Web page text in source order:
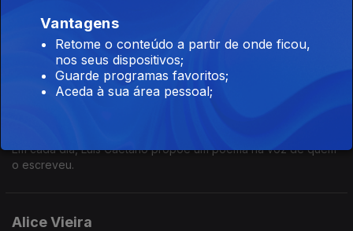
Em cada dia, Luís Caetano propõe um poema na voz de quem
o escreveu.
Francisca Bartilotti - Magnésio (Excerto)
Em cada dia, Luís Caetano propõe um poema na voz de quem
o escreveu.
Alice Vieira
Vantagens
Retome o conteúdo a partir de onde ficou,
nos seus dispositivos;
Guarde programas favoritos;
Aceda à sua área pessoal;